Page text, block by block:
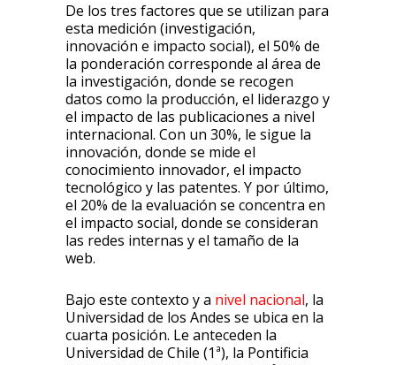
De los tres factores que se utilizan para
esta medición (investigación,
innovación e impacto social), el 50% de
la ponderación corresponde al área de
la investigación, donde se recogen
datos como la producción, el liderazgo y
el impacto de las publicaciones a nivel
internacional. Con un 30%, le sigue la
innovación, donde se mide el
conocimiento innovador, el impacto
tecnológico y las patentes. Y por último,
el 20% de la evaluación se concentra en
el impacto social, donde se consideran
las redes internas y el tamaño de la
web.
Bajo este contexto y a nivel nacional, la
Universidad de los Andes se ubica en la
cuarta posición. Le anteceden la
Universidad de Chile (1ª), la Pontificia